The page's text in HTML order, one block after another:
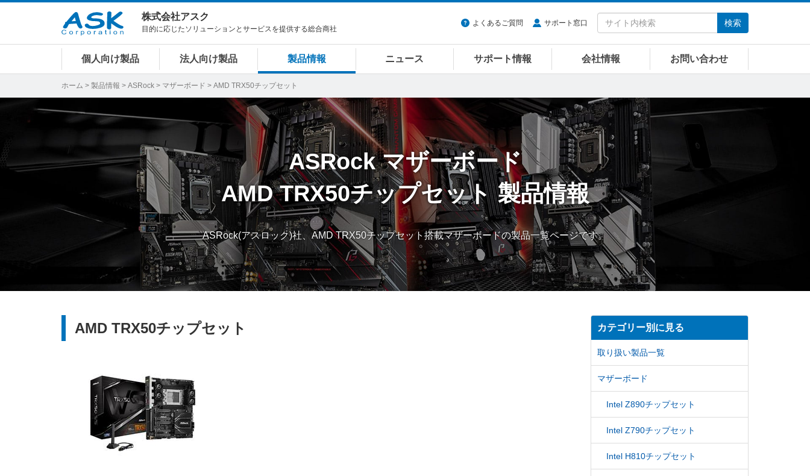
株式会社アスク
目的に応じたソリューションとサービスを提供する総合商社
よくあるご質問 サポート窓口 検索
個人向け製品 法人向け製品 製品情報 ニュース サポート情報 会社情報 お問い合わせ
ホーム > 製品情報 > ASRock > マザーボード > AMD TRX50チップセット
ASRock マザーボード
AMD TRX50チップセット 製品情報
ASRock(アスロック)社、AMD TRX50チップセット搭載マザーボードの製品一覧ページです。
AMD TRX50チップセット カテゴリー別に見る
取り扱い製品一覧
マザーボード
Intel Z890チップセット
Intel Z790チップセット
Intel H810チップセット